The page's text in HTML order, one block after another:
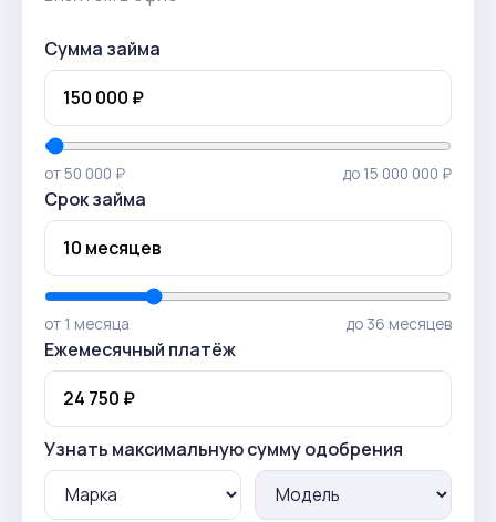
Сумма займа
от 50 000 ₽ до 15 000 000 ₽
Срок займа
от 1 месяца до 36 месяцев
Ежемесячный платёж
Узнать максимальную сумму одобрения